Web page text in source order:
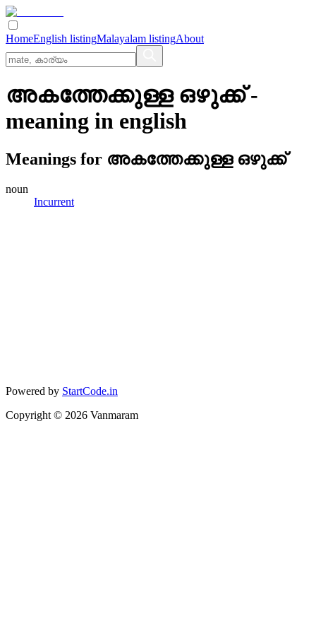
HomeEnglish listingMalayalam listingAbout
അകത്തേക്കുള്ള ഒഴുക്ക്-
meaning in english
Meanings for അകത്തേക്കുള്ള ഒഴുക്ക്
noun
Incurrent
Powered by StartCode.in
Copyright © 2026 Vanmaram